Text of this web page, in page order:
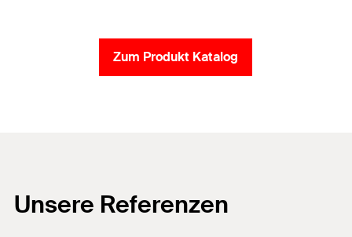
Zum Produkt Katalog
Unsere Referenzen